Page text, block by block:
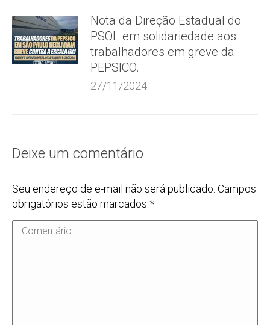
Nota da Direção Estadual do
PSOL em solidariedade aos
trabalhadores em greve da
PEPSICO.
27/11/2024
Deixe um comentário
Seu endereço de e-mail não será publicado. Campos
obrigatórios estão marcados *
Comentário